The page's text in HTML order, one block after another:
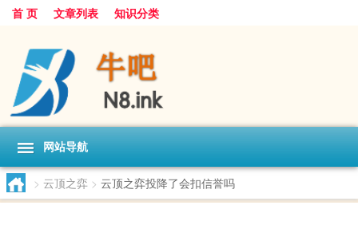
首 页 文章列表 知识分类
网站导航
> 云顶之弈 > 云顶之弈投降了会扣信誉吗